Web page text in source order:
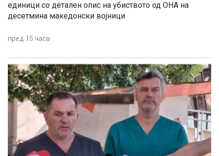
единици со детален опис на убиството од ОНА на
десетмина македонски војници
пред 15 часа